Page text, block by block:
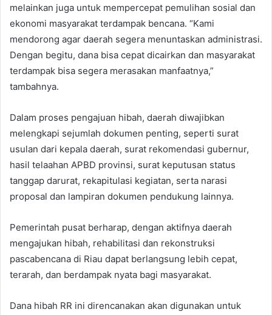
melainkan juga untuk mempercepat pemulihan sosial dan
ekonomi masyarakat terdampak bencana. “Kami
mendorong agar daerah segera menuntaskan administrasi.
Dengan begitu, dana bisa cepat dicairkan dan masyarakat
terdampak bisa segera merasakan manfaatnya,”
tambahnya.
Dalam proses pengajuan hibah, daerah diwajibkan
melengkapi sejumlah dokumen penting, seperti surat
usulan dari kepala daerah, surat rekomendasi gubernur,
hasil telaahan APBD provinsi, surat keputusan status
tanggap darurat, rekapitulasi kegiatan, serta narasi
proposal dan lampiran dokumen pendukung lainnya.
Pemerintah pusat berharap, dengan aktifnya daerah
mengajukan hibah, rehabilitasi dan rekonstruksi
pascabencana di Riau dapat berlangsung lebih cepat,
terarah, dan berdampak nyata bagi masyarakat.
Dana hibah RR ini direncanakan akan digunakan untuk